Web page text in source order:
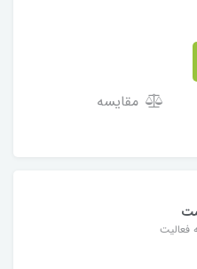
مقایسه
فعالیت